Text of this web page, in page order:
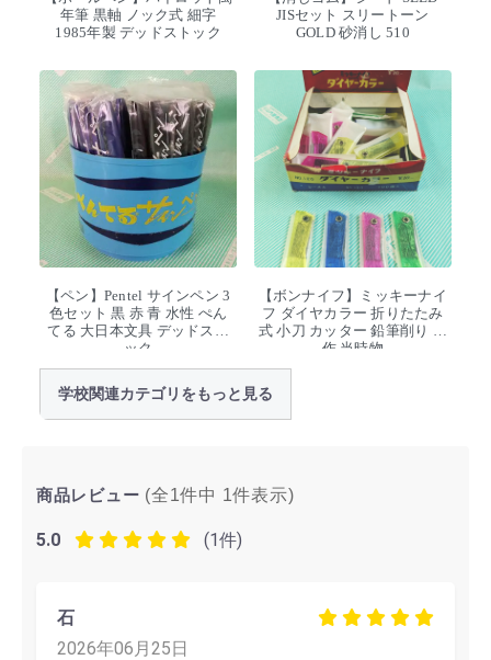
年筆 黒軸 ノック式 細字
1985年製 デッドストック
JISセット スリートーン
GOLD 砂消し 510
【ペン】Pentel サインペン 3
色セット 黒 赤 青 水性 ぺん
てる 大日本文具 デッドスト
ック
【ボンナイフ】ミッキーナイ
フ ダイヤカラー 折りたたみ
式 小刀 カッター 鉛筆削り 工
作 当時物
学校関連カテゴリをもっと見る
商品レビュー (全1件中 1件表示)
5.0 (1件)
石
2026年06月25日